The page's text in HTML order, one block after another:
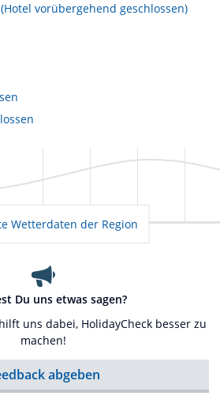
vorübergehend geschlossen)
Wetterdaten der Region
Du uns etwas sagen?
uns dabei, HolidayCheck besser zu
machen!
abgeben